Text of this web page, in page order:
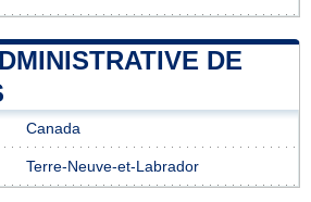
DE
Canada
Terre-Neuve-et-Labrador